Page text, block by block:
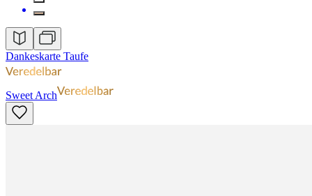
Dankeskarte Taufe
Sweet Arch